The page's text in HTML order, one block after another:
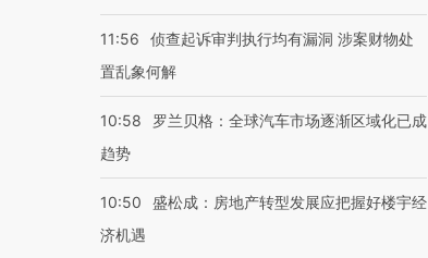
11:56
侦查起诉审判执行均有漏洞 涉案财物处
置乱象何解
10:58
罗兰贝格：全球汽车市场逐渐区域化已成
趋势
10:50
盛松成：房地产转型发展应把握好楼宇经
济机遇